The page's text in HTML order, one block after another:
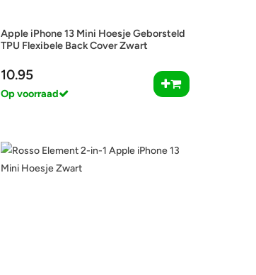
Apple iPhone 13 Mini Hoesje Geborsteld
TPU Flexibele Back Cover Zwart
10.95
Op voorraad